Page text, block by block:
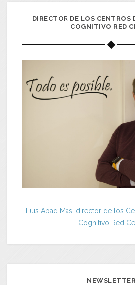
DIRECTOR DE LOS CENTROS
COGNITIVO RED
Luis Abad Más, director de los
Cognitivo Red
NEWSLETTER